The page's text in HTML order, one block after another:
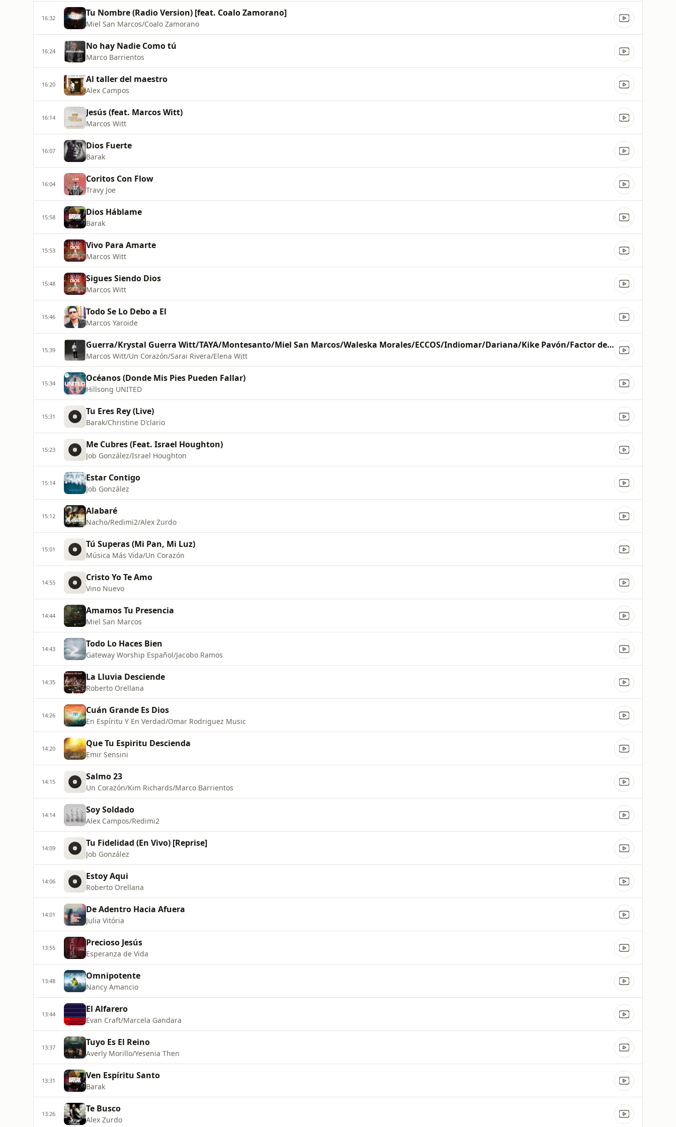
16:32 Tu Nombre (Radio Version) [feat. Coalo Zamorano]
Miel San Marcos/Coalo Zamorano
16:24 No hay Nadie Como tú
Marco Barrientos
16:20 Al taller del maestro
Alex Campos
16:14 Jesús (feat. Marcos Witt)
Marcos Witt
16:07 Dios Fuerte
Barak
16:04 Coritos Con Flow
Travy Joe
15:58 Dios Háblame
Barak
15:53 Vivo Para Amarte
Marcos Witt
15:48 Sigues Siendo Dios
Marcos Witt
15:46 Todo Se Lo Debo a El
Marcos Yaroide
15:39 Guerra/Krystal Guerra Witt/TAYA/Montesanto/Miel San Marcos/Waleska Morales/ECCOS/Indiomar/Dariana/Kike Pavón/Factor de Cambio/Living
Marcos Witt/Un Corazón/Sarai Rivera/Elena Witt
15:34 Océanos (Donde Mis Pies Pueden Fallar)
Hillsong UNITED
15:31 Tu Eres Rey (Live)
Barak/Christine D'clario
15:23 Me Cubres (Feat. Israel Houghton)
Job González/Israel Houghton
15:14 Estar Contigo
Job González
15:12 Alabaré
Nacho/Redimi2/Alex Zurdo
15:01 Tú Superas (Mi Pan, Mi Luz)
Música Más Vida/Un Corazón
14:55 Cristo Yo Te Amo
Vino Nuevo
14:44 Amamos Tu Presencia
Miel San Marcos
14:43 Todo Lo Haces Bien
Gateway Worship Español/Jacobo Ramos
14:35 La Lluvia Desciende
Roberto Orellana
14:26 Cuán Grande Es Dios
En Espíritu Y En Verdad/Omar Rodriguez Music
14:20 Que Tu Espiritu Descienda
Emir Sensini
14:15 Salmo 23
Un Corazón/Kim Richards/Marco Barrientos
14:14 Soy Soldado
Alex Campos/Redimi2
14:09 Tu Fidelidad (En Vivo) [Reprise]
Job González
14:06 Estoy Aqui
Roberto Orellana
14:01 De Adentro Hacia Afuera
Julia Vitória
13:55 Precioso Jesús
Esperanza de Vida
13:48 Omnipotente
Nancy Amancio
13:44 El Alfarero
Evan Craft/Marcela Gandara
13:37 Tuyo Es El Reino
Averly Morillo/Yesenia Then
13:31 Ven Espíritu Santo
Barak
13:26 Te Busco
Alex Zurdo